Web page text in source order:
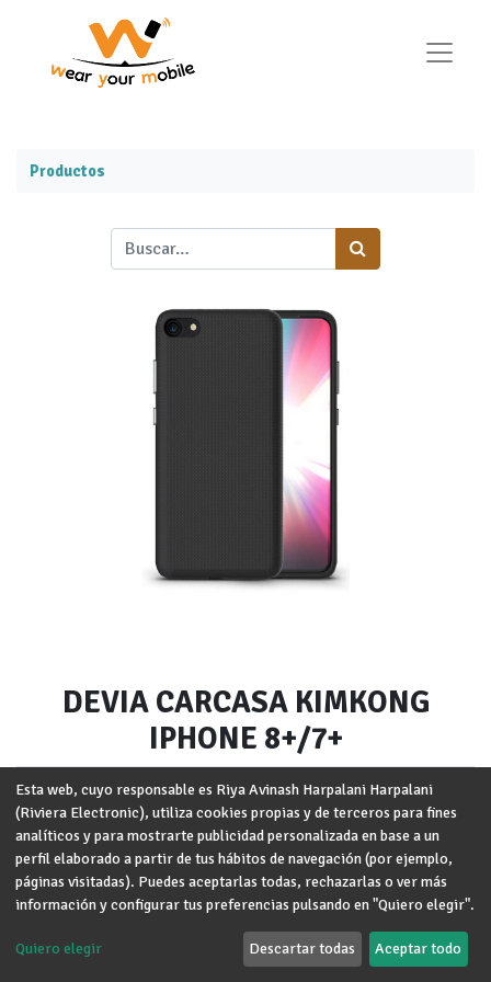
Productos
DEVIA CARCASA KIMKONG
IPHONE 8+/7+
Marca: DEVIA
Modelo:iPhone 7+/8+
Términos y condiciones
Garantía de devolución de 30 días
Envío: 2-3 días laborales
Esta web, cuyo responsable es Riya Avinash Harpalani Harpalani
(Riviera Electronic), utiliza cookies propias y de terceros para fines
analíticos y para mostrarte publicidad personalizada en base a un
perfil elaborado a partir de tus hábitos de navegación (por ejemplo,
páginas visitadas). Puedes aceptarlas todas, rechazarlas o ver más
información y configurar tus preferencias pulsando en "Quiero elegir".
Quiero elegir Descartar todas Aceptar todo